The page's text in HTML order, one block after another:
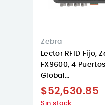
Zebra
Lector RFID Fijo,
FX9600, 4
Global...
$52,630.85
Sin stock